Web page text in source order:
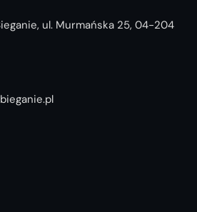
ul. Murmańska 25, 04-204